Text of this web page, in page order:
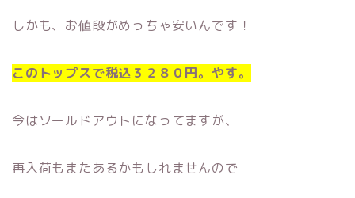
しかも、お値段がめっちゃ安いんです！
このトップスで税込３２８０円。やす。
今はソールドアウトになってますが、
再入荷もまたあるかもしれませんので